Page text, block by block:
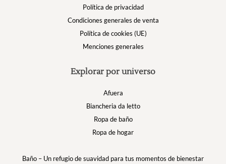
Política de privacidad
Condiciones generales de venta
Política de cookies (UE)
Menciones generales
Explorar por universo
Afuera
Biancheria da letto
Ropa de baño
Ropa de hogar
Baño – Un refugio de suavidad para tus momentos de bienestar